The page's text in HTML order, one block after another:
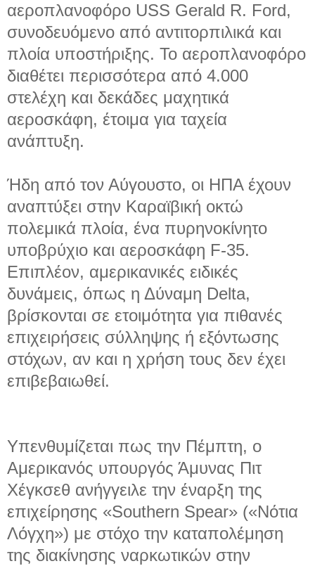
αεροπλανοφόρο USS Gerald R. Ford,
συνοδευόμενο από αντιτορπιλικά και
πλοία υποστήριξης. Το αεροπλανοφόρο
διαθέτει περισσότερα από 4.000
στελέχη και δεκάδες μαχητικά
αεροσκάφη, έτοιμα για ταχεία
ανάπτυξη.
Ήδη από τον Αύγουστο, οι ΗΠΑ έχουν
αναπτύξει στην Καραϊβική οκτώ
πολεμικά πλοία, ένα πυρηνοκίνητο
υποβρύχιο και αεροσκάφη F-35.
Επιπλέον, αμερικανικές ειδικές
δυνάμεις, όπως η Δύναμη Delta,
βρίσκονται σε ετοιμότητα για πιθανές
επιχειρήσεις σύλληψης ή εξόντωσης
στόχων, αν και η χρήση τους δεν έχει
επιβεβαιωθεί.
Υπενθυμίζεται πως την Πέμπτη, ο
Αμερικανός υπουργός Άμυνας Πιτ
Χέγκσεθ ανήγγειλε την έναρξη της
επιχείρησης «Southern Spear» («Νότια
Λόγχη») με στόχο την καταπολέμηση
της διακίνησης ναρκωτικών στην